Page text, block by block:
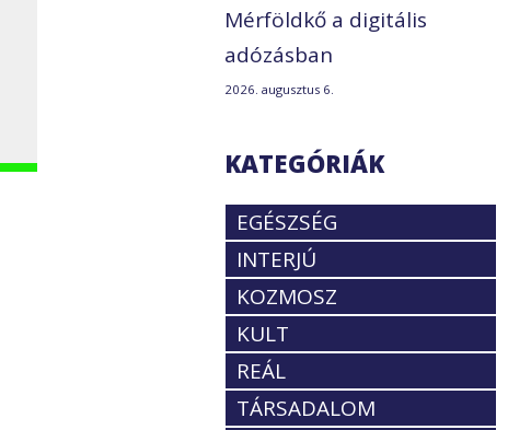
Mérföldkő a digitális
adózásban
2026. augusztus 6.
KATEGÓRIÁK
EGÉSZSÉG
INTERJÚ
KOZMOSZ
KULT
REÁL
TÁRSADALOM